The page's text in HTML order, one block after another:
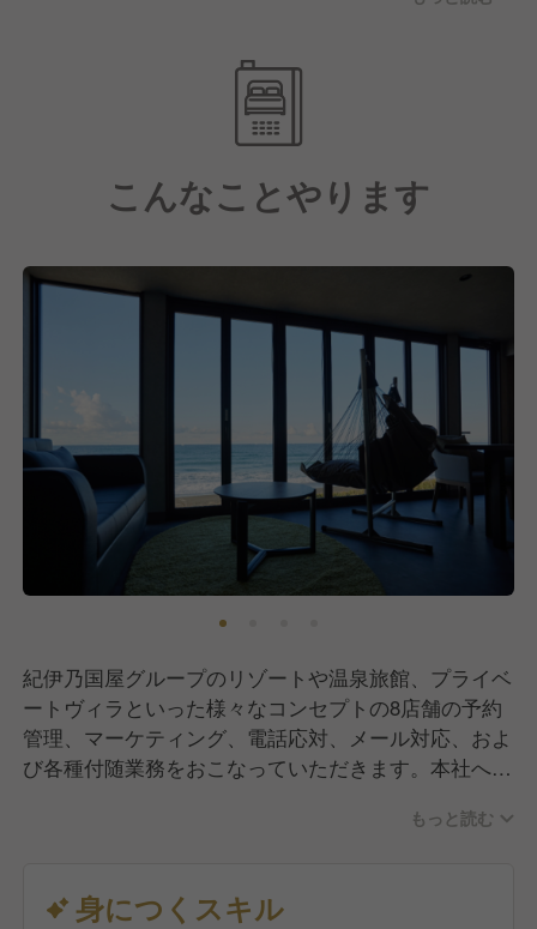
アンケートや予約データを分析し、サービス改善や体
験価値の向上につなげる仕組みを導入。小規模リゾー
ト・温泉旅館ならではの一人ひとりのお客様に一つの
宿を捧げるという理念のもと、現場と本社が連携しな
がら常に進化を続けています。
こんなことやります
紀伊乃国屋グループのリゾートや温泉旅館、プライベ
ートヴィラといった様々なコンセプトの8店舗の予約
管理、マーケティング、電話応対、メール対応、およ
び各種付随業務をおこなっていただきます。本社への
もっと読む
身につくスキル